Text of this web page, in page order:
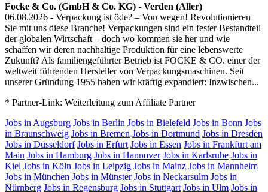
Focke & Co. (GmbH & Co. KG) - Verden (Aller)
06.08.2026 - Verpackung ist öde? – Von wegen! Revolutionieren
Sie mit uns diese Branche! Verpackungen sind ein fester Bestandteil
der globalen Wirtschaft – doch wo kommen sie her und wie
schaffen wir deren nachhaltige Produktion für eine lebenswerte
Zukunft? Als familiengeführter Betrieb ist FOCKE & CO. einer der
weltweit führenden Hersteller von Verpackungsmaschinen. Seit
unserer Gründung 1955 haben wir kräftig expandiert: Inzwischen...
* Partner-Link: Weiterleitung zum Affiliate Partner
Jobs in Augsburg Jobs in Berlin Jobs in Bielefeld Jobs in Bonn Jobs
in Braunschweig Jobs in Bremen Jobs in Dortmund Jobs in Dresden
Jobs in Düsseldorf Jobs in Erfurt Jobs in Essen Jobs in Frankfurt am
Main Jobs in Hamburg Jobs in Hannover Jobs in Karlsruhe Jobs in
Kiel Jobs in Köln Jobs in Leipzig Jobs in Mainz Jobs in Mannheim
Jobs in München Jobs in Münster Jobs in Neckarsulm Jobs in
Nürnberg Jobs in Regensburg Jobs in Stuttgart Jobs in Ulm Jobs in